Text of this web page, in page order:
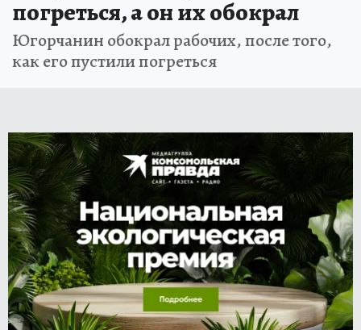
погреться, а он их обокрал
Югорчанин обокрал рабочих, после того,
как его пустили погреться